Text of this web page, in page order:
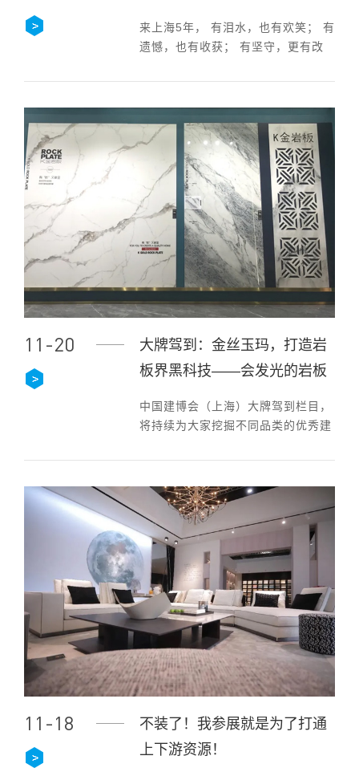
来上海5年， 有泪水，也有欢笑； 有
遗憾，也有收获； 有坚守，更有改
11-20
大牌驾到：金丝玉玛，打造岩
板界黑科技——会发光的岩板
中国建博会（上海）大牌驾到栏目，
将持续为大家挖掘不同品类的优秀建
11-18
不装了！我参展就是为了打通
上下游资源！